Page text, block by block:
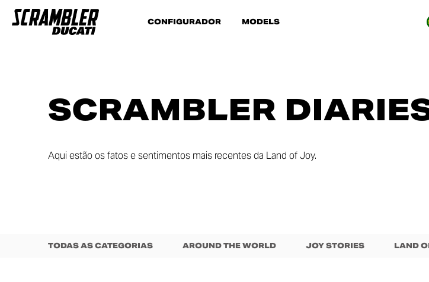
CONFIGURADOR MODELS
SCRAMBLER
Aqui estão os fatos e sentimentos mais recentes da Land of Joy.
TODAS AS CATEGORIAS AROUND THE WORLD JOY STORIES LAND